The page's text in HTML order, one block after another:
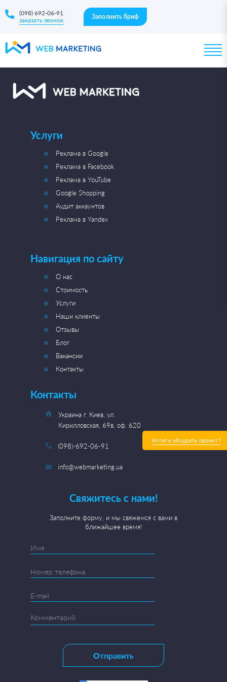
(098) 692-06-91
заказать звонок
Заполнить бриф
Хотите обсудить проект?
Услуги
Реклама в Google
Реклама в Facebook
Реклама в YouTube
Google Shopping
Аудит аккаунтов
Реклама в Yandex
Навигация по сайту
О нас
Стоимость
Услуги
Наши клиенты
Отзывы
Блог
Вакансии
Контакты
Контакты
Украина г. Киев, ул.
Кирилловская, 69в, оф. 620
(098)-692-06-91
info@webmarketing.ua
Свяжитесь с нами!
Заполните форму, и мы свяжемся с вами в
ближайшее время!
Отправить